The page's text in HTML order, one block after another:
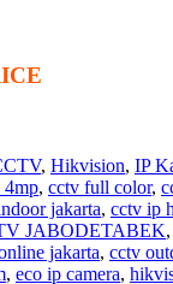
, Hikvision, IP
4mp, cctv full color,
jakarta, cctv ip
JABODETABEK,
jakarta, cctv
, eco ip camera,